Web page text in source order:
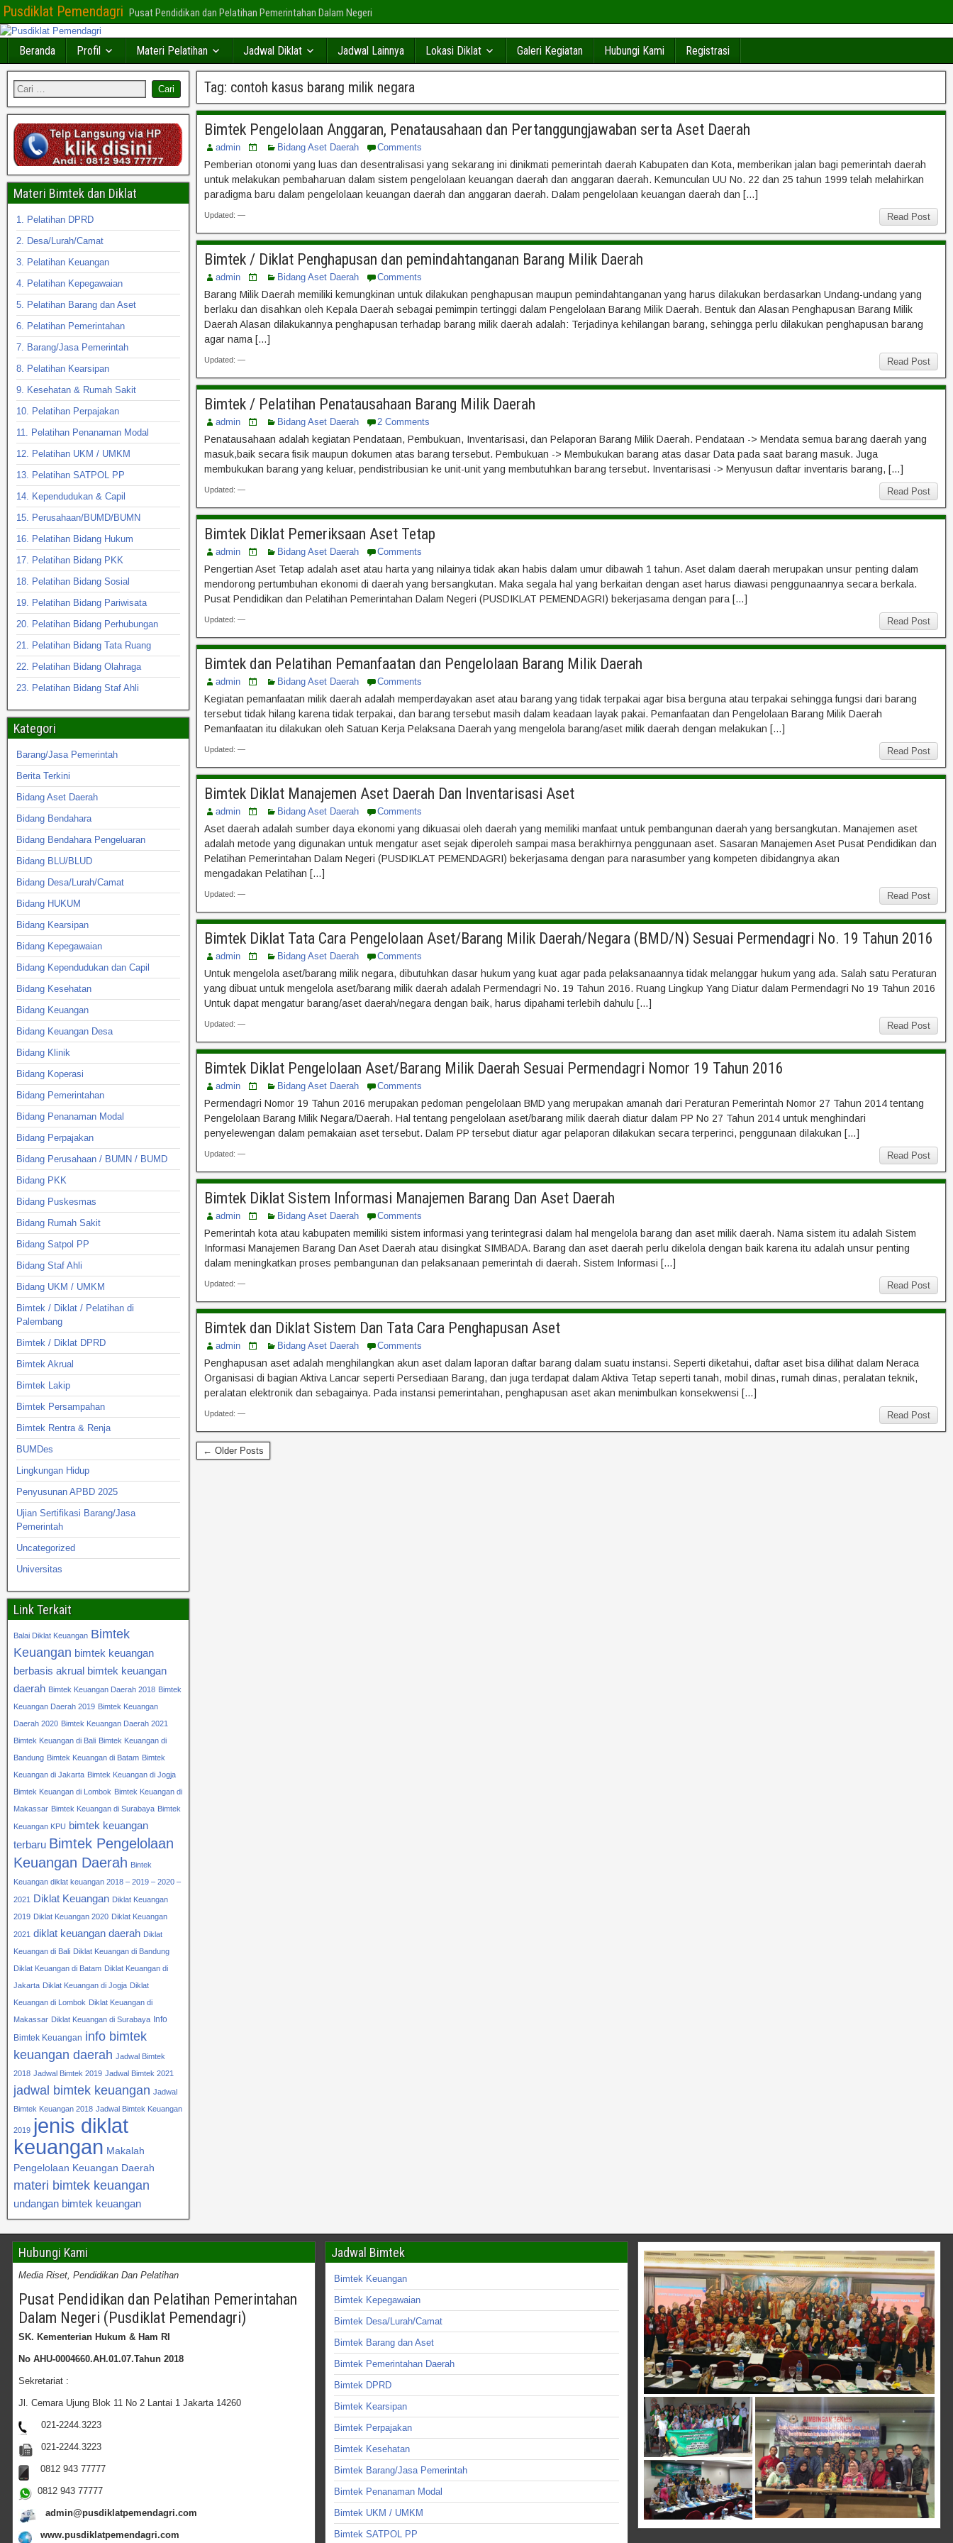
Pusdiklat Pemendagri Pusat Pendidikan dan Pelatihan Pemerintahan Dalam Negeri
Beranda Profil Materi Pelatihan Jadwal Diklat Jadwal Lainnya Lokasi Diklat Galeri Kegiatan Hubungi Kami Registrasi
Tag: contoh kasus barang milik negara
Bimtek Pengelolaan Anggaran, Penatausahaan dan Pertanggungjawaban serta Aset Daerah
admin Bidang Aset Daerah Comments
Pemberian otonomi yang luas dan desentralisasi yang sekarang ini dinikmati pemerintah daerah Kabupaten dan Kota, memberikan jalan bagi pemerintah daerah
untuk melakukan pembaharuan dalam sistem pengelolaan keuangan daerah dan anggaran daerah. Kemunculan UU No. 22 dan 25 tahun 1999 telah melahirkan
paradigma baru dalam pengelolaan keuangan daerah dan anggaran daerah. Dalam pengelolaan keuangan daerah dan […]
Read Post
Updated: —
Bimtek / Diklat Penghapusan dan pemindahtanganan Barang Milik Daerah
admin Bidang Aset Daerah Comments
Barang Milik Daerah memiliki kemungkinan untuk dilakukan penghapusan maupun pemindahtanganan yang harus dilakukan berdasarkan Undang-undang yang
berlaku dan disahkan oleh Kepala Daerah sebagai pemimpin tertinggi dalam Pengelolaan Barang Milik Daerah. Bentuk dan Alasan Penghapusan Barang Milik
Daerah Alasan dilakukannya penghapusan terhadap barang milik daerah adalah: Terjadinya kehilangan barang, sehingga perlu dilakukan penghapusan barang
agar nama […]
Read Post
Updated: —
Bimtek / Pelatihan Penatausahaan Barang Milik Daerah
admin Bidang Aset Daerah 2 Comments
Penatausahaan adalah kegiatan Pendataan, Pembukuan, Inventarisasi, dan Pelaporan Barang Milik Daerah. Pendataan -> Mendata semua barang daerah yang
masuk,baik secara fisik maupun dokumen atas barang tersebut. Pembukuan -> Membukukan barang atas dasar Data pada saat barang masuk. Juga
membukukan barang yang keluar, pendistribusian ke unit-unit yang membutuhkan barang tersebut. Inventarisasi -> Menyusun daftar inventaris barang, […]
Read Post
Updated: —
Bimtek Diklat Pemeriksaan Aset Tetap
admin Bidang Aset Daerah Comments
Pengertian Aset Tetap adalah aset atau harta yang nilainya tidak akan habis dalam umur dibawah 1 tahun. Aset dalam daerah merupakan unsur penting dalam
mendorong pertumbuhan ekonomi di daerah yang bersangkutan. Maka segala hal yang berkaitan dengan aset harus diawasi penggunaannya secara berkala.
Pusat Pendidikan dan Pelatihan Pemerintahan Dalam Negeri (PUSDIKLAT PEMENDAGRI) bekerjasama dengan para […]
Read Post
Updated: —
Bimtek dan Pelatihan Pemanfaatan dan Pengelolaan Barang Milik Daerah
admin Bidang Aset Daerah Comments
Kegiatan pemanfaatan milik daerah adalah memperdayakan aset atau barang yang tidak terpakai agar bisa berguna atau terpakai sehingga fungsi dari barang
tersebut tidak hilang karena tidak terpakai, dan barang tersebut masih dalam keadaan layak pakai. Pemanfaatan dan Pengelolaan Barang Milik Daerah
Pemanfaatan itu dilakukan oleh Satuan Kerja Pelaksana Daerah yang mengelola barang/aset milik daerah dengan melakukan […]
Read Post
Updated: —
Bimtek Diklat Manajemen Aset Daerah Dan Inventarisasi Aset
admin Bidang Aset Daerah Comments
Aset daerah adalah sumber daya ekonomi yang dikuasai oleh daerah yang memiliki manfaat untuk pembangunan daerah yang bersangkutan. Manajemen aset
adalah metode yang digunakan untuk mengatur aset sejak diperoleh sampai masa berakhirnya penggunaan aset. Sasaran Manajemen Aset Pusat Pendidikan dan
Pelatihan Pemerintahan Dalam Negeri (PUSDIKLAT PEMENDAGRI) bekerjasama dengan para narasumber yang kompeten dibidangnya akan
mengadakan Pelatihan […]
Read Post
Updated: —
Bimtek Diklat Tata Cara Pengelolaan Aset/Barang Milik Daerah/Negara (BMD/N) Sesuai Permendagri No. 19 Tahun 2016
admin Bidang Aset Daerah Comments
Untuk mengelola aset/barang milik negara, dibutuhkan dasar hukum yang kuat agar pada pelaksanaannya tidak melanggar hukum yang ada. Salah satu Peraturan
yang dibuat untuk mengelola aset/barang milik daerah adalah Permendagri No. 19 Tahun 2016. Ruang Lingkup Yang Diatur dalam Permendagri No 19 Tahun 2016
Untuk dapat mengatur barang/aset daerah/negara dengan baik, harus dipahami terlebih dahulu […]
Read Post
Updated: —
Bimtek Diklat Pengelolaan Aset/Barang Milik Daerah Sesuai Permendagri Nomor 19 Tahun 2016
admin Bidang Aset Daerah Comments
Permendagri Nomor 19 Tahun 2016 merupakan pedoman pengelolaan BMD yang merupakan amanah dari Peraturan Pemerintah Nomor 27 Tahun 2014 tentang
Pengelolaan Barang Milik Negara/Daerah. Hal tentang pengelolaan aset/barang milik daerah diatur dalam PP No 27 Tahun 2014 untuk menghindari
penyelewengan dalam pemakaian aset tersebut. Dalam PP tersebut diatur agar pelaporan dilakukan secara terperinci, penggunaan dilakukan […]
Read Post
Updated: —
Bimtek Diklat Sistem Informasi Manajemen Barang Dan Aset Daerah
admin Bidang Aset Daerah Comments
Pemerintah kota atau kabupaten memiliki sistem informasi yang terintegrasi dalam hal mengelola barang dan aset milik daerah. Nama sistem itu adalah Sistem
Informasi Manajemen Barang Dan Aset Daerah atau disingkat SIMBADA. Barang dan aset daerah perlu dikelola dengan baik karena itu adalah unsur penting
dalam meningkatkan proses pembangunan dan pelaksanaan pemerintah di daerah. Sistem Informasi […]
Read Post
Updated: —
Bimtek dan Diklat Sistem Dan Tata Cara Penghapusan Aset
admin Bidang Aset Daerah Comments
Penghapusan aset adalah menghilangkan akun aset dalam laporan daftar barang dalam suatu instansi. Seperti diketahui, daftar aset bisa dilihat dalam Neraca
Organisasi di bagian Aktiva Lancar seperti Persediaan Barang, dan juga terdapat dalam Aktiva Tetap seperti tanah, mobil dinas, rumah dinas, peralatan teknik,
peralatan elektronik dan sebagainya. Pada instansi pemerintahan, penghapusan aset akan menimbulkan konsekwensi […]
Read Post
Updated: —
← Older Posts
Materi Bimtek dan Diklat
1. Pelatihan DPRD
2. Desa/Lurah/Camat
3. Pelatihan Keuangan
4. Pelatihan Kepegawaian
5. Pelatihan Barang dan Aset
6. Pelatihan Pemerintahan
7. Barang/Jasa Pemerintah
8. Pelatihan Kearsipan
9. Kesehatan & Rumah Sakit
10. Pelatihan Perpajakan
11. Pelatihan Penanaman Modal
12. Pelatihan UKM / UMKM
13. Pelatihan SATPOL PP
14. Kependudukan & Capil
15. Perusahaan/BUMD/BUMN
16. Pelatihan Bidang Hukum
17. Pelatihan Bidang PKK
18. Pelatihan Bidang Sosial
19. Pelatihan Bidang Pariwisata
20. Pelatihan Bidang Perhubungan
21. Pelatihan Bidang Tata Ruang
22. Pelatihan Bidang Olahraga
23. Pelatihan Bidang Staf Ahli
Kategori
Barang/Jasa Pemerintah
Berita Terkini
Bidang Aset Daerah
Bidang Bendahara
Bidang Bendahara Pengeluaran
Bidang BLU/BLUD
Bidang Desa/Lurah/Camat
Bidang HUKUM
Bidang Kearsipan
Bidang Kepegawaian
Bidang Kependudukan dan Capil
Bidang Kesehatan
Bidang Keuangan
Bidang Keuangan Desa
Bidang Klinik
Bidang Koperasi
Bidang Pemerintahan
Bidang Penanaman Modal
Bidang Perpajakan
Bidang Perusahaan / BUMN / BUMD
Bidang PKK
Bidang Puskesmas
Bidang Rumah Sakit
Bidang Satpol PP
Bidang Staf Ahli
Bidang UKM / UMKM
Bimtek / Diklat / Pelatihan di
Palembang
Bimtek / Diklat DPRD
Bimtek Akrual
Bimtek Lakip
Bimtek Persampahan
Bimtek Rentra & Renja
BUMDes
Lingkungan Hidup
Penyusunan APBD 2025
Ujian Sertifikasi Barang/Jasa
Pemerintah
Uncategorized
Universitas
Link Terkait
Balai Diklat Keuangan Bimtek
Keuangan bimtek keuangan
berbasis akrual bimtek keuangan
daerah Bimtek Keuangan Daerah 2018 Bimtek
Keuangan Daerah 2019 Bimtek Keuangan
Daerah 2020 Bimtek Keuangan Daerah 2021
Bimtek Keuangan di Bali Bimtek Keuangan di
Bandung Bimtek Keuangan di Batam Bimtek
Keuangan di Jakarta Bimtek Keuangan di Jogja
Bimtek Keuangan di Lombok Bimtek Keuangan di
Makassar Bimtek Keuangan di Surabaya Bimtek
Keuangan KPU bimtek keuangan
terbaru Bimtek Pengelolaan
Keuangan Daerah Bintek
Keuangan diklat keuangan 2018 – 2019 – 2020 –
2021 Diklat Keuangan Diklat Keuangan
2019 Diklat Keuangan 2020 Diklat Keuangan
2021 diklat keuangan daerah Diklat
Keuangan di Bali Diklat Keuangan di Bandung
Diklat Keuangan di Batam Diklat Keuangan di
Jakarta Diklat Keuangan di Jogja Diklat
Keuangan di Lombok Diklat Keuangan di
Makassar Diklat Keuangan di Surabaya Info
Bimtek Keuangan info bimtek
keuangan daerah Jadwal Bimtek
2018 Jadwal Bimtek 2019 Jadwal Bimtek 2021
jadwal bimtek keuangan Jadwal
Bimtek Keuangan 2018 Jadwal Bimtek Keuangan
2019 jenis diklat
keuangan Makalah
Pengelolaan Keuangan Daerah
materi bimtek keuangan
undangan bimtek keuangan
Hubungi Kami
Media Riset, Pendidikan Dan Pelatihan
Pusat Pendidikan dan Pelatihan Pemerintahan
Dalam Negeri (Pusdiklat Pemendagri)
SK. Kementerian Hukum & Ham RI
No AHU-0004660.AH.01.07.Tahun 2018
Sekretariat :
Jl. Cemara Ujung Blok 11 No 2 Lantai 1 Jakarta 14260
021-2244.3223
021-2244.3223
0812 943 77777
0812 943 77777
admin@pusdiklatpemendagri.com
www.pusdiklatpemendagri.com
Jadwal Bimtek
Bimtek Keuangan
Bimtek Kepegawaian
Bimtek Desa/Lurah/Camat
Bimtek Barang dan Aset
Bimtek Pemerintahan Daerah
Bimtek DPRD
Bimtek Kearsipan
Bimtek Perpajakan
Bimtek Kesehatan
Bimtek Barang/Jasa Pemerintah
Bimtek Penanaman Modal
Bimtek UKM / UMKM
Bimtek SATPOL PP